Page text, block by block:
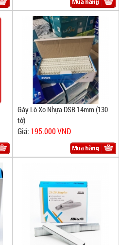
Gáy Lò Xo Nhựa DSB 14mm (130
tờ)
Giá: 195.000 VNĐ